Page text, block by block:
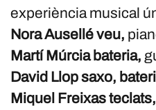
experiència musical
Nora Ausellé veu,
Martí Múrcia bateria,
David Llop saxo,
Miquel Freixas